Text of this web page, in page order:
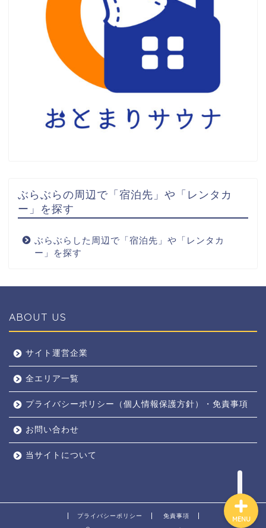
ぶらぶらの周辺で「宿泊先」や「レンタカ
ー」を探す
ぶらぶらした周辺で「宿泊先」や「レンタカ
ー」を探す
ABOUT US
サイト運営企業
全エリア一覧
プライバシーポリシー（個人情報保護方針）・免責事項
お問い合わせ
当サイトについて
プライバシーポリシー 免責事項 MENU
奈良